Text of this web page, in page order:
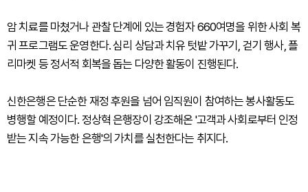
암 치료를 마쳤거나 관찰 단계에 있는 경험자 660여명을 위한 사회 복
귀 프로그램도 운영한다. 심리 상담과 치유 텃밭 가꾸기, 걷기 행사, 플
리마켓 등 정서적 회복을 돕는 다양한 활동이 진행된다.
신한은행은 단순한 재정 후원을 넘어 임직원이 참여하는 봉사활동도
병행할 예정이다. 정상혁 은행장이 강조해온 '고객과 사회로부터 인정
받는 지속 가능한 은행'의 가치를 실천한다는 취지다.